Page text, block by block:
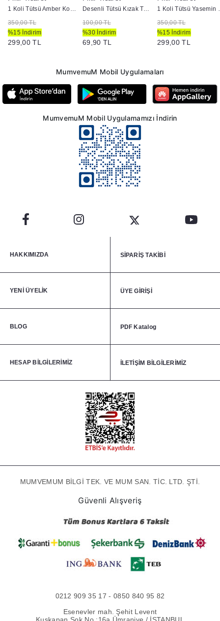
1 Koli Tütsü Amber Kokulu
350,00 TL
%15 İndirim
299,00 TL
Desenli Tütsü Kızak Tahtası
100,00 TL
%30 İndirim
69,90 TL
1
350,00 TL
%15 İndirim
299,00 TL
MumvemuM Mobil Uygulamaları
MumvemuM Mobil Uygulamamızı İndirin
HAKKIMIZDA SİPARİŞ TAKİBİ
YENİ ÜYELİK ÜYE GİRİŞİ
BLOG PDF Katalog
HESAP BİLGİLERİMİZ İLETİŞİM BİLGİLERİMİZ
MUMVEMUM BİLGİ TEK. VE MUM SAN. TİC. LTD. ŞTİ.
Güvenli Alışveriş
0212 909 35 17 - 0850 840 95 82
Esenevler mah. Şehit Levent